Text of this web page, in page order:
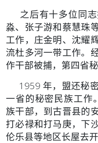
之后有十多位同志
淼、张子游和蔡慧珠
工作，庄金明、沈耀
流杜多河一带工作。
作干部被捕，第四省
1959 年，盟还秘
一省的秘密民族工作
族干部，到古晋县的
打必禄和打马庚，下
伦乐县等地区长屋去